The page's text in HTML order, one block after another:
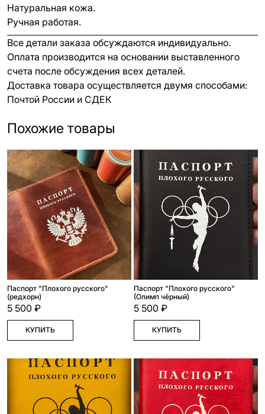
Натуральная кожа.
Ручная работая.
Все детали заказа обсуждаются индивидуально.
Оплата производится на основании выставленного
счета после обсуждения всех деталей.
Доставка товара осуществляется двумя способами:
Почтой России и СДЕК
Похожие товары
Паспорт "Плохого русского"
(редхорн)
5 500 ₽
КУПИТЬ
Паспорт "Плохого русского"
(Олимп чёрный)
5 500 ₽
КУПИТЬ